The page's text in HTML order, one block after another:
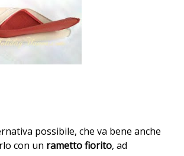
possibile, che va bene anche
con un rametto fiorito, ad